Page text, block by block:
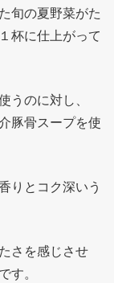
旬の夏野菜がた
杯に仕上がって
うのに対し、
豚骨スープを使
りとコク深いう
さを感じさせ
す。